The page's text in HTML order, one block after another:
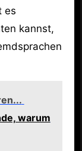
es
kannst,
warum